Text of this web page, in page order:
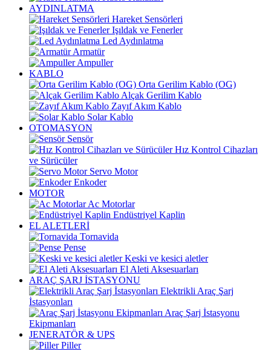
AYDINLATMA
Hareket Sensörleri
Işıldak ve Fenerler
Led Aydınlatma
Armatür
Ampuller
KABLO
Orta Gerilim Kablo (OG)
Alçak Gerilim Kablo
Zayıf Akım Kablo
Solar Kablo
OTOMASYON
Sensör
Hız Kontrol Cihazları
ve Sürücüler
Servo Motor
Enkoder
MOTOR
Ac Motorlar
Endüstriyel Kaplin
EL ALETLERİ
Tornavida
Pense
Keski ve kesici aletler
El Aleti Aksesuarları
ARAÇ ŞARJ İSTASYONU
Elektrikli Araç Şarj
İstasyonları
Araç Şarj İstasyonu
Ekipmanları
JENERATÖR & UPS
Piller